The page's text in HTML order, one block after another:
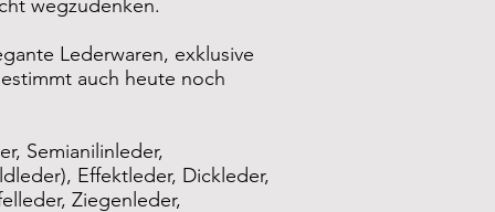
wegzudenken.
Lederwaren, exklusive
auch heute noch
Semianilinleder,
Effektleder, Dickleder,
Ziegenleder,